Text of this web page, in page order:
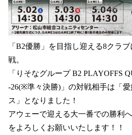
「B2優勝」を目指し迎える8クラ
戦。
「りそなグループ B2 PLAYOFFS
-26(※準々決勝)」の対戦相手は「
ス」となりました！
アウェーで迎える大一番での勝利
をよろしくお願いいたします！！